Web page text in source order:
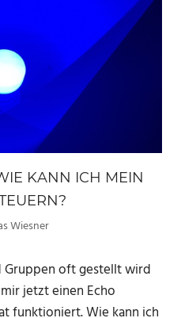
KANN ICH MEIN
Wiesner
Gruppen oft gestellt wird
jetzt einen Echo
funktioniert. Wie kann ich